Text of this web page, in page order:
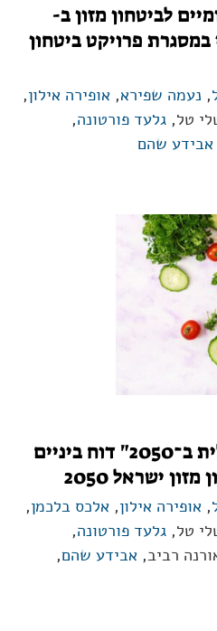
לביטחון מזון ב-
במסגרת פרויקט ביטחון
, נעמה שפירא, אופירה אילון,
טל, גלעד פורטונה,
אבידע שהם
"צלחת המזון הישראלית ב־2050" דוח ביניים
ישראל 2050
, אופירה אילון, אלכס בלכמן,
טל, גלעד פורטונה,
רביב, אבידע שהם,